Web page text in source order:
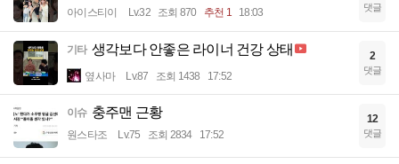
아이스티이 Lv.32 조회 870 추천 1 18:03 댓글
기타 생각보다 안좋은 라이너 건강 상태
옆사마 Lv.87 조회 1438 17:52
2
댓글
이슈 충주맨 근황
원스타조 Lv.75 조회 2834 17:52
12
댓글